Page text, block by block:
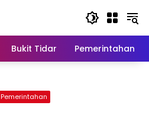
Bukit Tidar Pemerintahan
Pemerintahan